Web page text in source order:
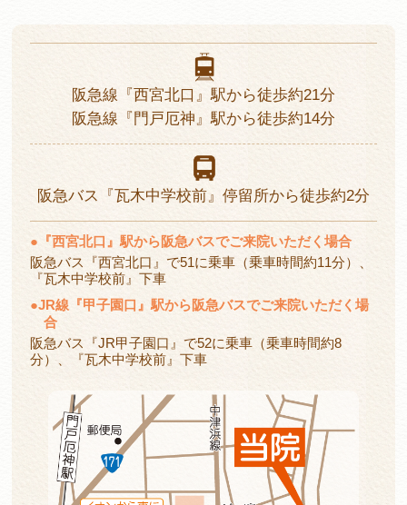
阪急線 『西宮北口』駅から徒歩約21分
阪急線 『門戸厄神』駅から徒歩約14分
阪急バス 『瓦木中学校前』停留所から徒歩約2分
● 『西宮北口』駅から阪急バスでご来院いただく場合
阪急バス『西宮北口』で51に乗車（乗車時間約11分）、
『瓦木中学校前』下車
●JR線『甲子園口』駅から阪急バスでご来院いただく場
合
阪急バス『JR甲子園口』で52に乗車（乗車時間約8
分）、『瓦木中学校前』下車